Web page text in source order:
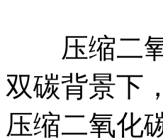
压缩二氧
双碳背景下
压缩二氧化